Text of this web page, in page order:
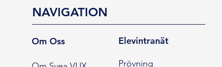
NAVIGATION
Om Oss Elevintranät
Prövning